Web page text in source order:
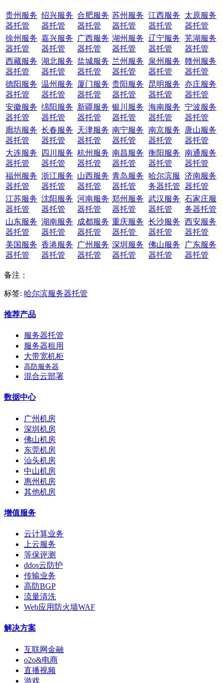
贵州服务
器托管
绍兴服务
器托管
合肥服务
器托管
苏州服务
器托管
江西服务
器托管
太原服务
器托管
徐州服务
器托管
嘉兴服务
器托管
广西服务
器托管
湖州服务
器托管
辽宁服务
器托管
芜湖服务
器托管
西藏服务
器托管
湖北服务
器托管
盐城服务
器托管
兰州服务
器托管
泉州服务
器托管
赣州服务
器托管
德阳服务
器托管
温州服务
器托管
厦门服务
器托管
贵阳服务
器托管
昆明服务
器托管
亦庄服务
器托管
安徽服务
器托管
绵阳服务
器托管
新疆服务
器托管
银川服务
器托管
海南服务
器托管
宁波服务
器托管
廊坊服务
器托管
长春服务
器托管
天津服务
器托管
南宁服务
器托管
南京服务
器托管
唐山服务
器托管
大连服务
器托管
四川服务
器托管
杭州服务
器托管
南昌服务
器托管
衡阳服务
器托管
南通服务
器托管
福州服务
器托管
浙江服务
器托管
山西服务
器托管
青岛服务
器托管
哈尔滨服
务器托管
济南服务
器托管
江苏服务
器托管
沈阳服务
器托管
河南服务
器托管
郑州服务
器托管
武汉服务
器托管
石家庄服
务器托管
山东服务
器托管
湖南服务
器托管
成都服务
器托管
重庆服务
器托管
长沙服务
器托管
西安服务
器托管
美国服务
器托管
香港服务
器托管
广州服务
器托管
深圳服务
器托管
佛山服务
器托管
广东服务
器托管
备注：
标签: 哈尔滨服务器托管
推荐产品
服务器托管
服务器租用
大带宽机柜
高防服务器
混合云部署
数据中心
广州机房
深圳机房
佛山机房
东莞机房
汕头机房
中山机房
惠州机房
其他机房
增值服务
云计算业务
上云服务
等保评测
ddos云防护
传输业务
高防BGP
流量清洗
Web应用防火墙WAF
解决方案
互联网金融
o2o&电商
直播视频
游戏